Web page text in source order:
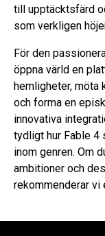
till upptäcktsfärd
som verkligen
För den
öppna värld en
hemligheter, möta
och forma en
innovativa
tydligt hur Fable 4
inom genren. Om
ambitioner och
rekommenderar vi